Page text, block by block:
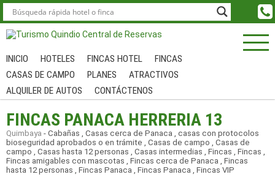
INICIO HOTELES FINCAS HOTEL
FINCAS
CASAS DE CAMPO
PLANES
ATRACTIVOS
ALQUILER DE AUTOS
CONTÁCTENOS
FINCAS PANACA HERRERIA 13
Quimbaya - Cabañas , Casas cerca de Panaca , casas con protocolos
bioseguridad aprobados o en trámite , Casas de campo , Casas de
campo , Casas hasta 12 personas , Casas intermedias , Fincas , Fincas ,
Fincas amigables con mascotas , Fincas cerca de Panaca , Fincas
hasta 12 personas , Fincas Panaca , Fincas Panaca , Fincas VIP